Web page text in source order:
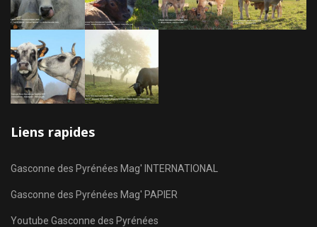
Liens rapides
Gasconne des Pyrénées Mag' INTERNATIONAL
Gasconne des Pyrénées Mag' PAPIER
Youtube Gasconne des Pyrénées